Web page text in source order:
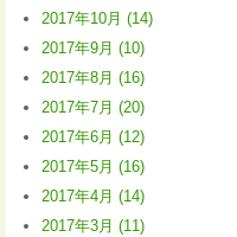
2017年10月 (14)
2017年9月 (10)
2017年8月 (16)
2017年7月 (20)
2017年6月 (12)
2017年5月 (16)
2017年4月 (14)
2017年3月 (11)